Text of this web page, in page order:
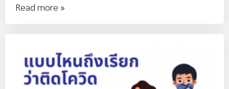
Read more »